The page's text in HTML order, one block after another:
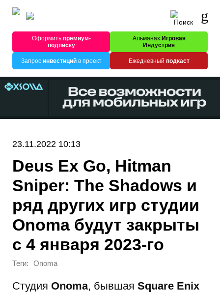
Оформитьпремиум-
подписку
Альманах Игровая
Индустрия
Запрос инвестицийв проект Ежедневный подкаст
23.11.2022 10:13
Deus Ex Go, Hitman
Sniper: The Shadows и
ряд других игр студии
Onoma будут закрыты
с 4 января 2023-го
Теги: Onoma
Студия Onoma, бывшая Square Enix